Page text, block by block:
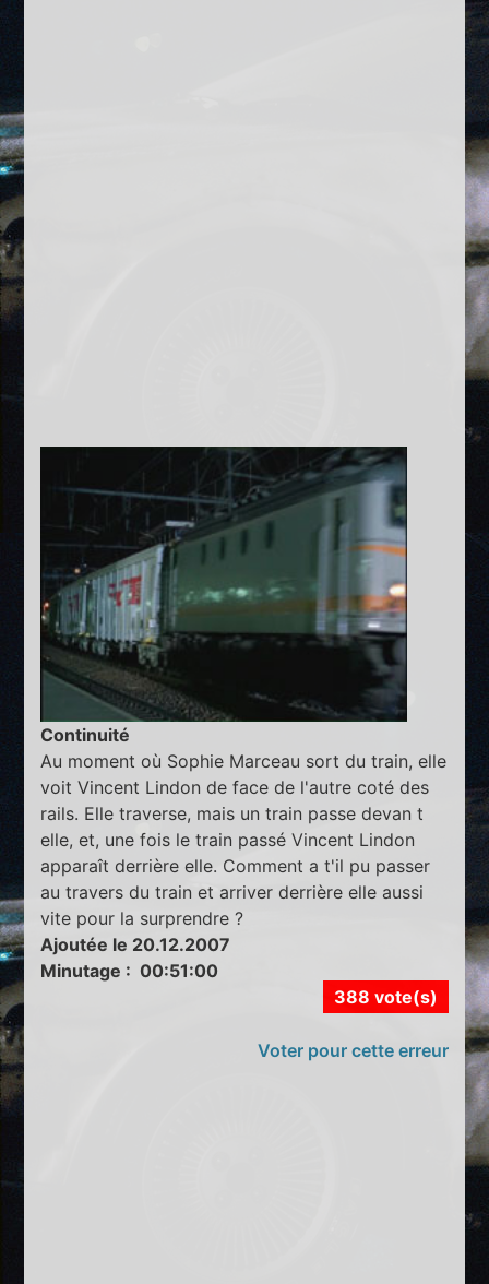
Continuité
Au moment où Sophie Marceau sort du train, elle
voit Vincent Lindon de face de l'autre coté des
rails. Elle traverse, mais un train passe devan t
elle, et, une fois le train passé Vincent Lindon
apparaît derrière elle. Comment a t'il pu passer
au travers du train et arriver derrière elle aussi
vite pour la surprendre ?
Ajoutée le 20.12.2007
Minutage : 00:51:00
388 vote(s)
Voter pour cette erreur